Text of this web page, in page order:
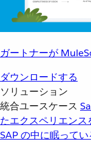
ガートナーが
ダウンロードする
ソリューション
統合ユースケース
たエクスペリエンス
SAP の中に眠って